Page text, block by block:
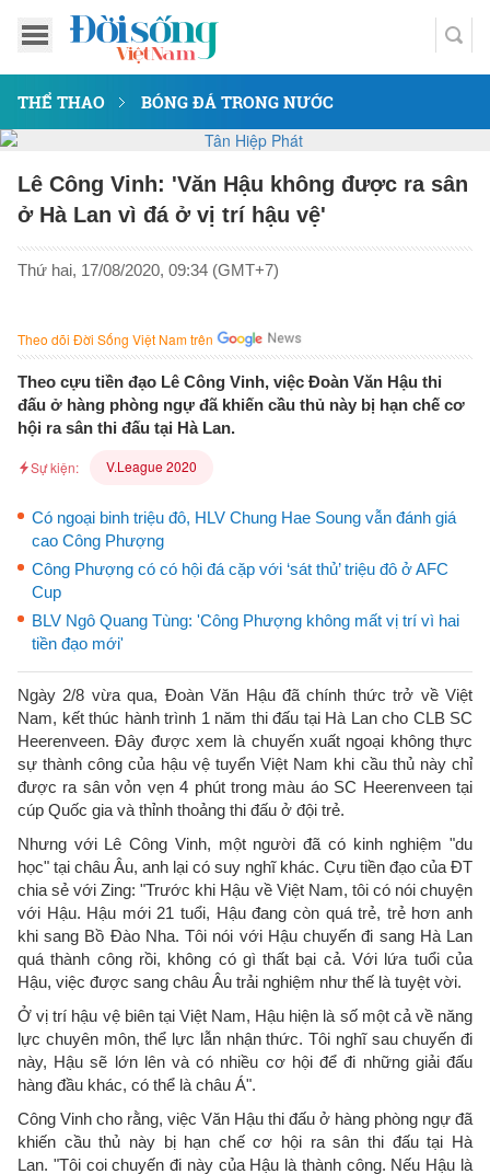
THỂ THAO BÓNG ĐÁ TRONG NƯỚC
Lê Công Vinh: 'Văn Hậu không được ra sân
ở Hà Lan vì đá ở vị trí hậu vệ'
Thứ hai, 17/08/2020, 09:34 (GMT+7)
Theo dõi Đời Sống Việt Nam trên
Theo cựu tiền đạo Lê Công Vinh, việc Đoàn Văn Hậu thi
đấu ở hàng phòng ngự đã khiến cầu thủ này bị hạn chế cơ
hội ra sân thi đấu tại Hà Lan.
Sự kiện: V.League 2020
Có ngoại binh triệu đô, HLV Chung Hae Soung vẫn đánh giá
cao Công Phượng
Công Phượng có có hội đá cặp với ‘sát thủ’ triệu đô ở AFC
Cup
BLV Ngô Quang Tùng: 'Công Phượng không mất vị trí vì hai
tiền đạo mới'
Ngày 2/8 vừa qua, Đoàn Văn Hậu đã chính thức trở về Việt
Nam, kết thúc hành trình 1 năm thi đấu tại Hà Lan cho CLB SC
Heerenveen. Đây được xem là chuyến xuất ngoại không thực
sự thành công của hậu vệ tuyển Việt Nam khi cầu thủ này chỉ
được ra sân vỏn vẹn 4 phút trong màu áo SC Heerenveen tại
cúp Quốc gia và thỉnh thoảng thi đấu ở đội trẻ.
Nhưng với Lê Công Vinh, một người đã có kinh nghiệm "du
học" tại châu Âu, anh lại có suy nghĩ khác. Cựu tiền đạo của ĐT
chia sẻ với Zing: "Trước khi Hậu về Việt Nam, tôi có nói chuyện
với Hậu. Hậu mới 21 tuổi, Hậu đang còn quá trẻ, trẻ hơn anh
khi sang Bồ Đào Nha. Tôi nói với Hậu chuyến đi sang Hà Lan
quá thành công rồi, không có gì thất bại cả. Với lứa tuổi của
Hậu, việc được sang châu Âu trải nghiệm như thế là tuyệt vời.
Ở vị trí hậu vệ biên tại Việt Nam, Hậu hiện là số một cả về năng
lực chuyên môn, thể lực lẫn nhận thức. Tôi nghĩ sau chuyến đi
này, Hậu sẽ lớn lên và có nhiều cơ hội để đi những giải đấu
hàng đầu khác, có thể là châu Á".
Công Vinh cho rằng, việc Văn Hậu thi đấu ở hàng phòng ngự đã
khiến cầu thủ này bị hạn chế cơ hội ra sân thi đấu tại Hà
Lan. "Tôi coi chuyến đi này của Hậu là thành công. Nếu Hậu là